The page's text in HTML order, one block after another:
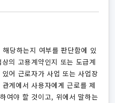
당하는지 여부를 판단함에 있
의 고용계약인지 또는 도급계
어 근로자가 사업 또는 사업장
계에서 사용자에게 근로를 제
여야 할 것이고, 위에서 말하는